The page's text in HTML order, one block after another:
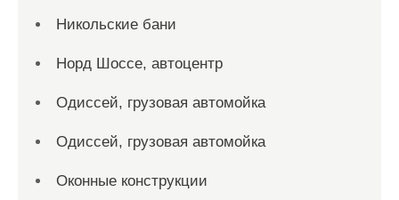
Никольские бани
Норд Шоссе, автоцентр
Одиссей, грузовая автомойка
Одиссей, грузовая автомойка
Оконные конструкции